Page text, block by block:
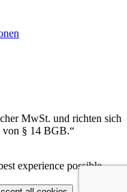
MwSt. und richten sich
von § 14 BGB.“
experience possible.